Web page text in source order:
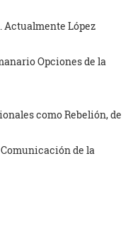
Actualmente López
Opciones de la
como Rebelión, de
de la